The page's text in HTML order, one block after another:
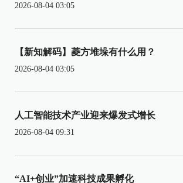
2026-08-04 03:05
【新知解码】菱方堆垛有什么用？
2026-08-04 03:05
人工智能技术产业迎来爆发式增长
2026-08-04 09:31
“AI+创业”加速科技成果孵化